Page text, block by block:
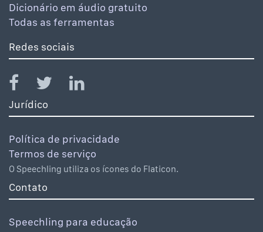
Dicionário em áudio gratuito
Todas as ferramentas
Redes sociais
Jurídico
Política de privacidade
Termos de serviço
O Speechling utiliza os ícones do Flaticon.
Contato
Speechling para educação